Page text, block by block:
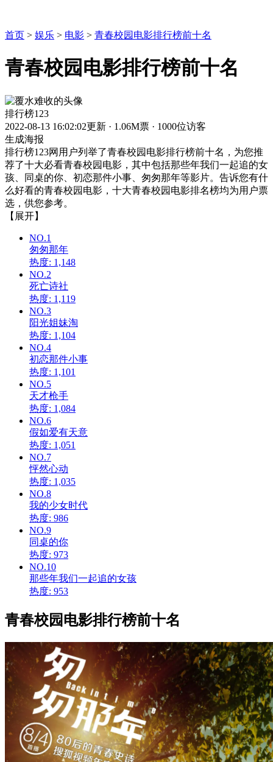
首页 > 娱乐 > 电影 > 青春校园电影排行榜前十名
青春校园电影排行榜前十名
排行榜123
2022-08-13 16:02:02更新 · 1.06M票 · 1000位访客
生成海报
排行榜123网用户列举了青春校园电影排行榜前十名，为您推
荐了十大必看青春校园电影，其中包括那些年我们一起追的女
孩、同桌的你、初恋那件小事、匆匆那年等影片。告诉您有什
么好看的青春校园电影，十大青春校园电影排名榜均为用户票
选，供您参考。
【展开】
NO.1
匆匆那年
热度: 1,148
NO.2
死亡诗社
热度: 1,119
NO.3
阳光姐妹淘
热度: 1,104
NO.4
初恋那件小事
热度: 1,101
NO.5
天才枪手
热度: 1,084
NO.6
假如爱有天意
热度: 1,051
NO.7
怦然心动
热度: 1,035
NO.8
我的少女时代
热度: 986
NO.9
同桌的你
热度: 973
NO.10
那些年我们一起追的女孩
热度: 953
青春校园电影排行榜前十名